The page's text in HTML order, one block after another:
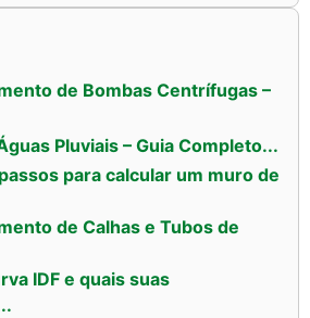
de Bombas Centrífugas –
Pluviais – Guia Completo...
para calcular um muro de
de Calhas e Tubos de
IDF e quais suas